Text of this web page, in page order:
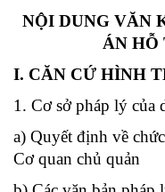
NỘI DUNG VĂN
ÁN HỖ
I. CĂN CỨ HÌNH
1. Cơ sở pháp lý của
a) Quyết định về
Cơ quan chủ quản